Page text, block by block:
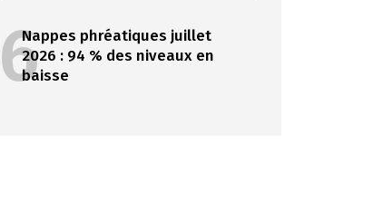
6Nappes phréatiques juillet
2026 : 94 % des niveaux en
baisse